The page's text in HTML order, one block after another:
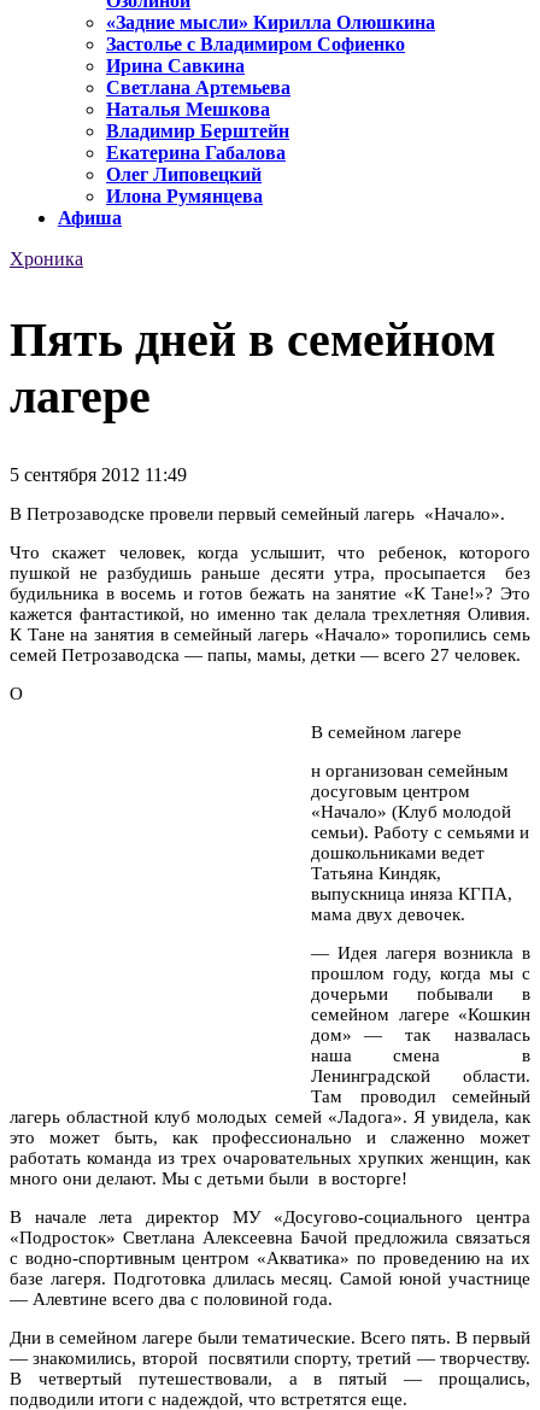
«Задние мысли» Кирилла Олюшкина
Застолье с Владимиром Софиенко
Ирина Савкина
Светлана Артемьева
Наталья Мешкова
Владимир Берштейн
Екатерина Габалова
Олег Липовецкий
Илона Румянцева
Афиша
Хроника
Пять дней в семейном
лагере
5 сентября 2012 11:49
В Петрозаводске провели первый семейный лагерь «Начало».
Что скажет человек, когда услышит, что ребенок, которого
пушкой не разбудишь раньше десяти утра, просыпается без
будильника в восемь и готов бежать на занятие «К Тане!»? Это
кажется фантастикой, но именно так делала трехлетняя Оливия.
К Тане на занятия в семейный лагерь «Начало» торопились семь
семей Петрозаводска — папы, мамы, детки — всего 27 человек.
О
В семейном лагере
н организован семейным
досуговым центром
«Начало» (Клуб молодой
семьи). Работу с семьями и
дошкольниками ведет
Татьяна Киндяк,
выпускница иняза КГПА,
мама двух девочек.
— Идея лагеря возникла в
прошлом году, когда мы с
дочерьми побывали в
семейном лагере «Кошкин
дом» — так назвалась
наша смена в
Ленинградской области.
Там проводил семейный
лагерь областной клуб молодых семей «Ладога». Я увидела, как
это может быть, как профессионально и слаженно может
работать команда из трех очаровательных хрупких женщин, как
много они делают. Мы с детьми были в восторге!
В начале лета директор МУ «Досугово-социального центра
«Подросток» Светлана Алексеевна Бачой предложила связаться
с водно-спортивным центром «Акватика» по проведению на их
базе лагеря. Подготовка длилась месяц. Самой юной участнице
— Алевтине всего два с половиной года.
Дни в семейном лагере были тематические. Всего пять. В первый
— знакомились, второй посвятили спорту, третий — творчеству.
В четвертый путешествовали, а в пятый — прощались,
подводили итоги с надеждой, что встретятся еще.